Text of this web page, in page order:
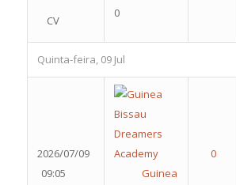
CV
0
Quinta-feira, 09 Jul
2026/07/09
09:05
Guinea